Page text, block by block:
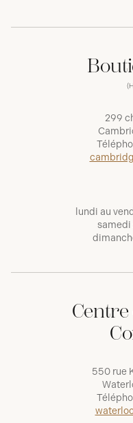
299
lundi au
samedi
550 rue